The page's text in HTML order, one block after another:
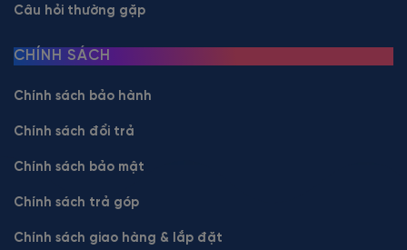
Câu hỏi thường gặp
CHÍNH SÁCH
Chính sách bảo hành
Chính sách đổi trả
Chính sách bảo mật
Chính sách trả góp
Chính sách giao hàng & lắp đặt